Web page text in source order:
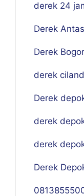
derek 24
Derek
Derek
derek
Derek
derek
derek
Derek